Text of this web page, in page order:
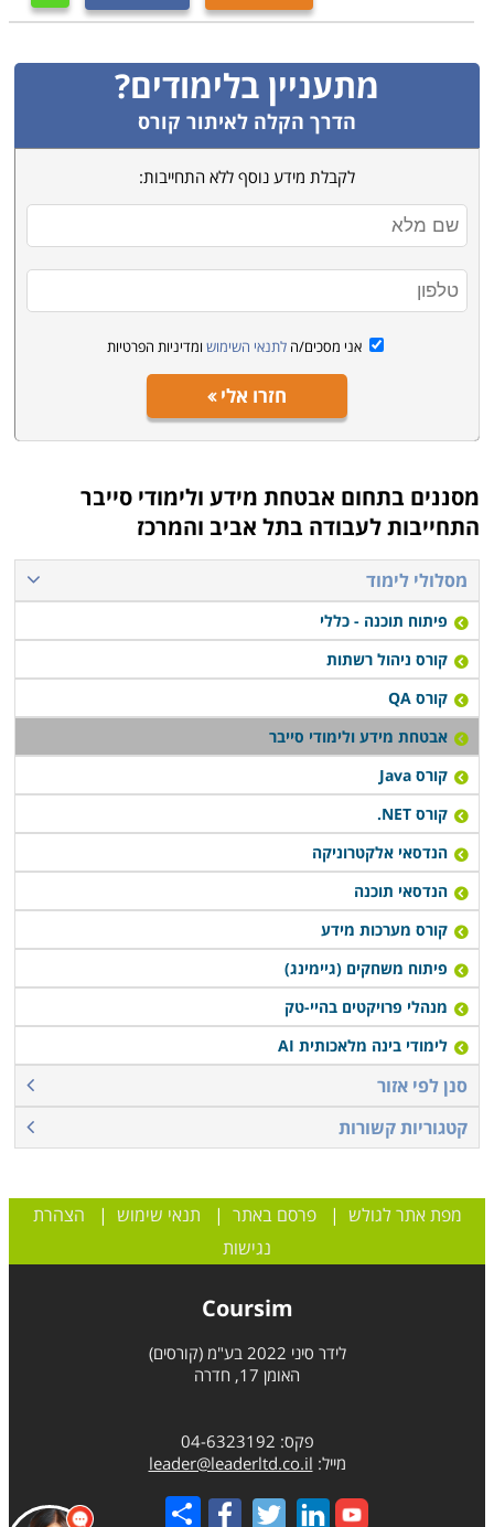
מתעניין בלימודים?
הדרך הקלה לאיתור קורס
לקבלת מידע נוסף ללא התחייבות:
אני מסכים/ה לתנאי השימוש ומדיניות הפרטיות
חזרו אלי
מסננים בתחום אבטחת מידע ולימודי סייבר
התחייבות לעבודה בתל אביב והמרכז
מסלולי לימוד
פיתוח תוכנה - כללי
קורס ניהול רשתות
קורס QA
אבטחת מידע ולימודי סייבר
קורס Java
קורס NET.
הנדסאי אלקטרוניקה
הנדסאי תוכנה
קורס מערכות מידע
פיתוח משחקים (גיימינג)
מנהלי פרויקטים בהיי-טק
לימודי בינה מלאכותית AI
סנן לפי אזור
קטגוריות קשורות
מפת אתר לגולש |פרסם באתר | תנאי שימוש | הצהרת
נגישות
Coursim
לידר סיני 2022 בע"מ (קורסים)
האומן 17, חדרה
פקס: 04-6323192
מייל: leader@leaderltd.co.il
Share